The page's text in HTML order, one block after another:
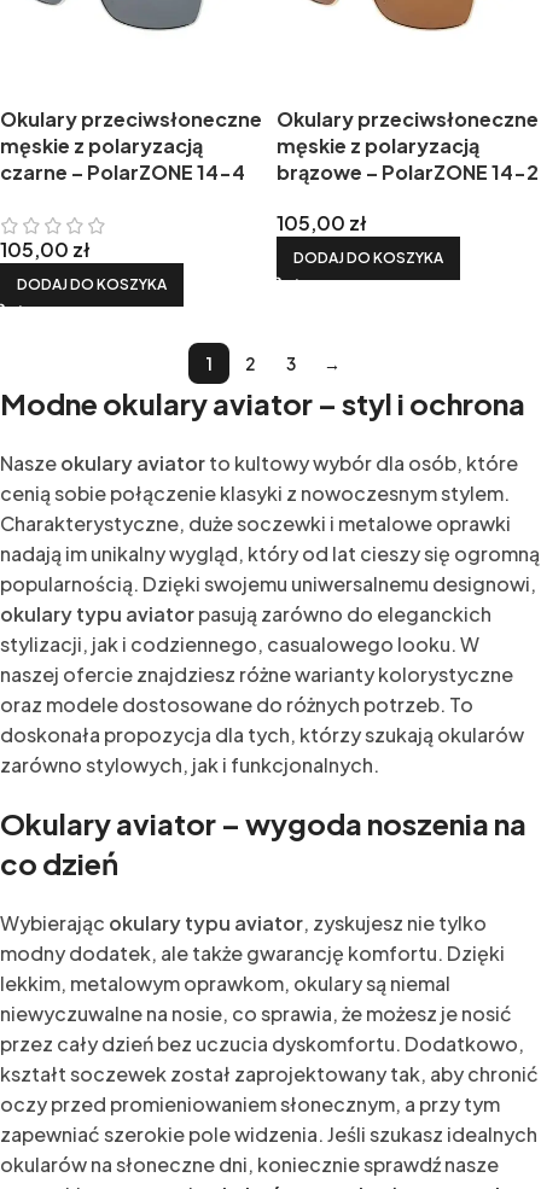
Okulary przeciwsłoneczne
męskie z polaryzacją
czarne – PolarZONE 14-4
105,00 zł
DODAJ DO KOSZYKA
Okulary przeciwsłoneczne
męskie z polaryzacją
brązowe – PolarZONE 14-2
105,00 zł
DODAJ DO KOSZYKA
1 2 3 →
Modne okulary aviator – styl i ochrona
Naszeokulary aviatorto kultowy wybór dla osób, które
cenią sobie połączenie klasyki z nowoczesnym stylem.
Charakterystyczne, duże soczewki i metalowe oprawki
nadają im unikalny wygląd, który od lat cieszy się ogromną
popularnością. Dzięki swojemu uniwersalnemu designowi,
okulary typu aviatorpasują zarówno do eleganckich
stylizacji, jak i codziennego, casualowego looku. W
naszej ofercie znajdziesz różne warianty kolorystyczne
oraz modele dostosowane do różnych potrzeb. To
doskonała propozycja dla tych, którzy szukają okularów
zarówno stylowych, jak i funkcjonalnych.
Okulary aviator – wygoda noszenia na
co dzień
Wybierając okulary typu aviator, zyskujesz nie tylko
modny dodatek, ale także gwarancję komfortu. Dzięki
lekkim, metalowym oprawkom, okulary są niemal
niewyczuwalne na nosie, co sprawia, że możesz je nosić
przez cały dzień bez uczucia dyskomfortu. Dodatkowo,
kształt soczewek został zaprojektowany tak, aby chronić
oczy przed promieniowaniem słonecznym, a przy tym
zapewniać szerokie pole widzenia. Jeśli szukasz idealnych
okularów na słoneczne dni, koniecznie sprawdź nasze